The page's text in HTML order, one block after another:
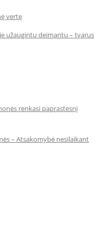
vertę
užaugintu deimantu – tvarus
renkasi paprastesnį
– Atsakomybė nesilaikant